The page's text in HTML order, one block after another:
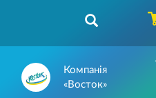
Компанія
«Восток»